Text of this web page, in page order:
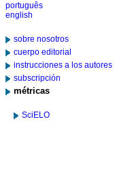
português
english
sobre nosotros
cuerpo editorial
instrucciones a los autores
subscripción
métricas
SciELO